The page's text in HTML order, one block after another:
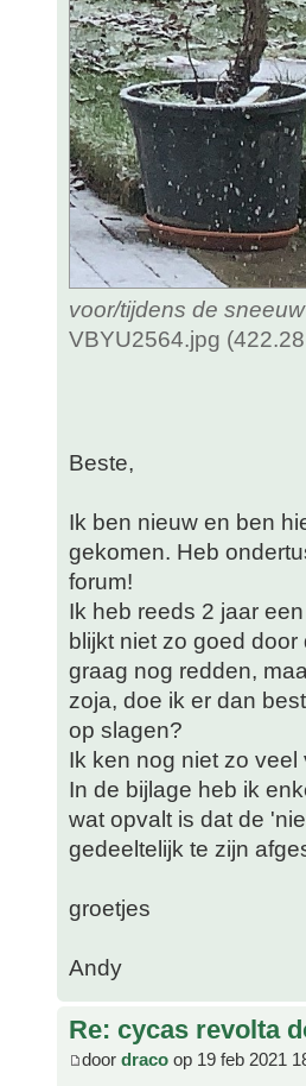
voor/tijdens de sneeuw
VBYU2564.jpg
Beste,
Ik ben nieuw en ben
gekomen. Heb
forum!
Ik heb reeds 2 jaar
blijkt niet zo goed
graag nog redden,
zoja, doe ik er dan
op slagen?
Ik ken nog niet zo
In de bijlage heb ik
wat opvalt is dat de
gedeeltelijk te zijn
groetjes
Andy
Re: cycas revolta
door draco op 19 feb 2021